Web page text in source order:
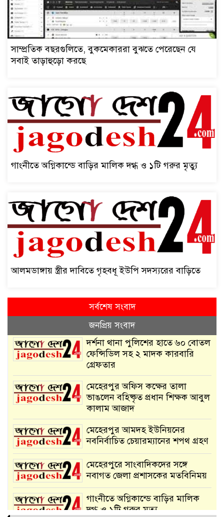
সাম্প্রতিক বছরগুলিতে, বুকমেকাররা বুঝতে পেরেছেন যে
সবাই তাড়াহুড়ো করছে
গাংনীতে অগ্নিকান্ডে বাড়ির মালিক দগ্ধ ও ১টি গরুর মৃত্যু
আলমডাঙ্গায় স্ত্রীর দাবিতে গৃহবধূ ইউপি সদস্যরের বাড়িতে
সর্বশেষ সংবাদ
জনপ্রিয় সংবাদ
দর্শনা থানা পুলিশের হাতে ৬০ বোতল
ফেন্সিডিল সহ ২ মাদক কারবারি
গ্রেফতার
মেহেরপুর অফিস কক্ষের তালা
ভাঙলেন বহিষ্কৃত প্রধান শিক্ষক আবুল
কালাম আজাদ
মেহেরপুর আমদহ ইউনিয়নের
নবনির্বাচিত চেয়ারম্যানের শপথ গ্রহণ
মেহেরপুরে সাংবাদিকদের সঙ্গে
নবাগত জেলা প্রশাসকের মতবিনিময়
গাংনীতে অগ্নিকান্ডে বাড়ির মালিক
দগ্ধ ও ১টি গরুর মৃত্যু